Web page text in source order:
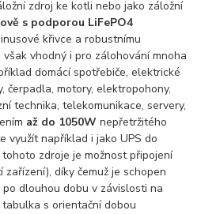
zdroj ke kotli nebo jako záložní
s podporou LiFePO4
křivce a robustnímu
vhodný i pro zálohování mnoha
domácí spotřebiče, elektrické
čerpadla, motory, elektropohony,
technika, telekomunikace, servery,
až do 1050Wnepřetržitého
využít například i jako UPS do
zdroje je možnost připojení
díky čemuž je schopen
dlouhou dobu v závislosti na
s orientační dobou